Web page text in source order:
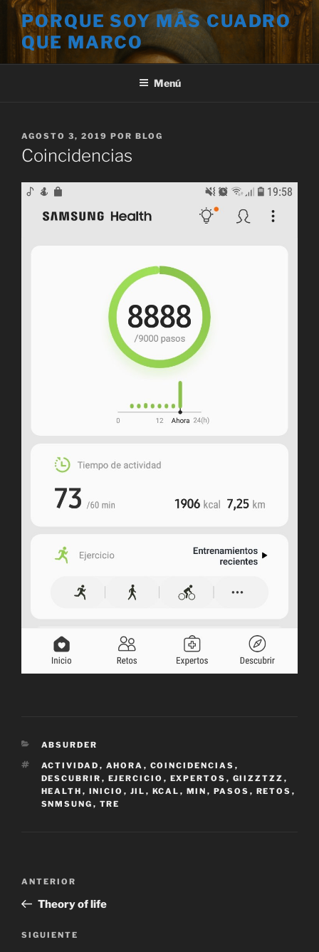
Saltar
contenido
PORQUE SOY MÁS CUADRO
QUE MARCO
Menú
PUBLICADO
EL
AGOSTO 3, 2019 POR BLOG
Coincidencias
CATEGORÍAS
ABSURDER
ETIQUETAS
ACTIVIDAD , AHORA , COINCIDENCIAS ,
DESCUBRIR , EJERCICIO , EXPERTOS , GIIZZTZZ ,
HEALTH , INICIO , JIL , KCAL , MIN , PASOS , RETOS ,
SNMSUNG , TRE
entradas
Entrada
anterior:
ANTERIOR
Theory of life
Siguiente
SIGUIENTE